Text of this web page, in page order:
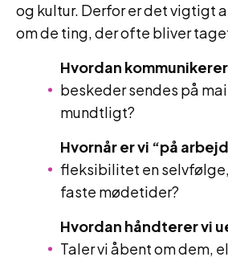
og kultur. Derfor er det vigtigt
om de ting, der ofte bliver
Hvordan
beskeder sendes på
mundtligt?
Hvornår er vi “på
fleksibilitet en
faste mødetider?
Hvordan håndterer vi
Taler vi åbent om dem,